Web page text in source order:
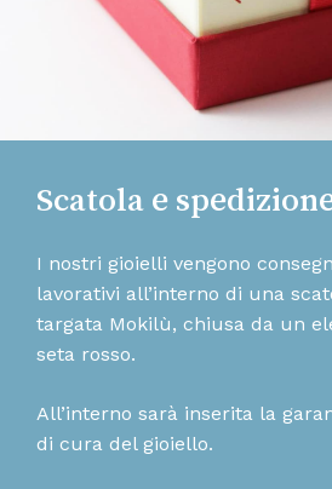
Scatola e
I nostri gioielli vengono
lavorativi all’interno di una
targata Mokilù, chiusa da un
seta rosso.
All’interno sarà inserita la
di cura del gioiello.